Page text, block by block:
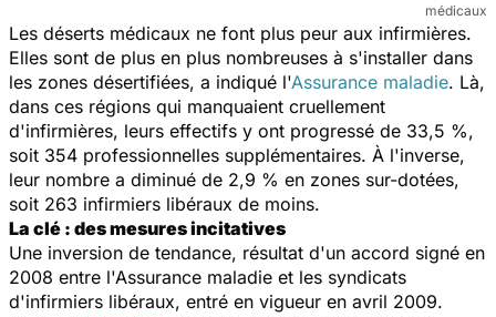
médicaux
Les déserts médicaux ne font plus peur aux infirmières.
Elles sont de plus en plus nombreuses à s'installer dans
les zones désertifiées, a indiqué l'Assurance maladie. Là,
dans ces régions qui manquaient cruellement
d'infirmières, leurs effectifs y ont progressé de 33,5 %,
soit 354 professionnelles supplémentaires. À l'inverse,
leur nombre a diminué de 2,9 % en zones sur-dotées,
soit 263 infirmiers libéraux de moins.
La clé : des mesures incitatives
Une inversion de tendance, résultat d'un accord signé en
2008 entre l'Assurance maladie et les syndicats
d'infirmiers libéraux, entré en vigueur en avril 2009.